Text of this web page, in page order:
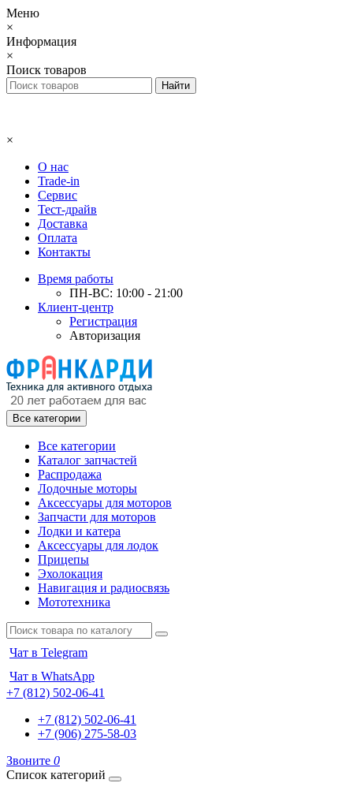
Меню
×
Информация
×
Поиск товаров
×
О нас
Trade-in
Сервис
Тест-драйв
Доставка
Оплата
Контакты
Время работы
ПН-ВС: 10:00 - 21:00
Клиент-центр
Регистрация
Авторизация
Все категории
Все категории
Каталог запчастей
Распродажа
Лодочные моторы
Аксессуары для моторов
Запчасти для моторов
Лодки и катера
Аксессуары для лодок
Прицепы
Эхолокация
Навигация и радиосвязь
Мототехника
Чат в Telegram
Чат в WhatsApp
+7 (812) 502-06-41
+7 (812) 502-06-41
+7 (906) 275-58-03
Звоните 0
Список категорий